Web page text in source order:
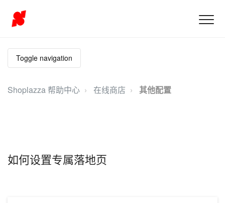
Toggle navigation
Shoplazza 帮助中心 在线商店 其他配置
如何设置专属落地页